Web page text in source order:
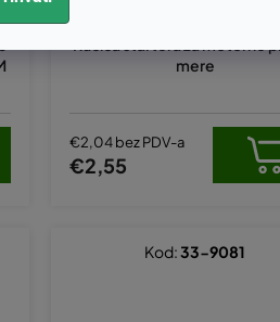
mere
€2,04 bez PDV-a
€2,55
Kod:33-9081